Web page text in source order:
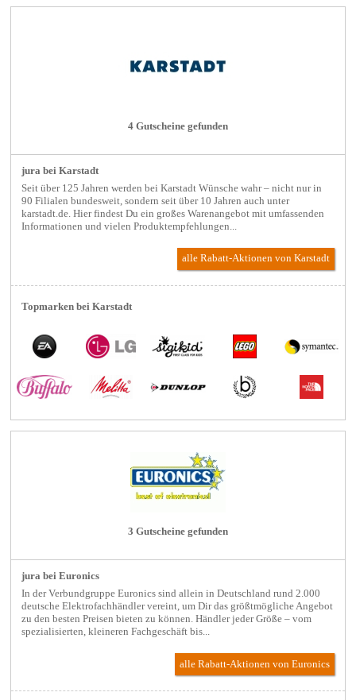
4 Gutscheine gefunden
jura bei Karstadt
Seit über 125 Jahren werden bei Karstadt Wünsche wahr – nicht nur in
90 Filialen bundesweit, sondern seit über 10 Jahren auch unter
karstadt.de. Hier findest Du ein großes Warenangebot mit umfassenden
Informationen und vielen Produktempfehlungen...
alle Rabatt-Aktionenvon Karstadt
Topmarken bei Karstadt
3 Gutscheine gefunden
jura bei Euronics
In der Verbundgruppe Euronics sind allein in Deutschland rund 2.000
deutsche Elektrofachhändler vereint, um Dir das größtmögliche Angebot
zu den besten Preisen bieten zu können. Händler jeder Größe – vom
spezialisierten, kleineren Fachgeschäft bis...
alle Rabatt-Aktionenvon Euronics